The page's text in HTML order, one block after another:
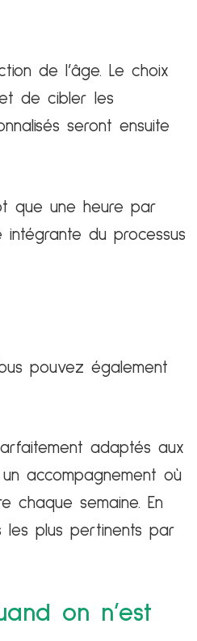
de l’âge. Le choix
de cibler les
seront ensuite
que une heure par
du processus
pouvez également
adaptés aux
accompagnement où
chaque semaine. En
les plus pertinents par
on n’est